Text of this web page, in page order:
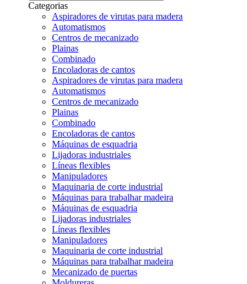
Categorias
Aspiradores de virutas para madera
Automatismos
Centros de mecanizado
Plainas
Combinado
Encoladoras de cantos
Aspiradores de virutas para madera
Automatismos
Centros de mecanizado
Plainas
Combinado
Encoladoras de cantos
Máquinas de esquadria
Lijadoras industriales
Líneas flexibles
Manipuladores
Maquinaria de corte industrial
Máquinas para trabalhar madeira
Máquinas de esquadria
Lijadoras industriales
Líneas flexibles
Manipuladores
Maquinaria de corte industrial
Máquinas para trabalhar madeira
Mecanizado de puertas